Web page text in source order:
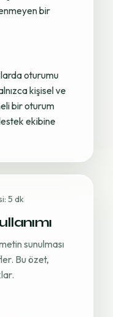
bir
oturumu
kişisel ve
bir oturum
ekibine
5 dk
sunulması
Bu özet,